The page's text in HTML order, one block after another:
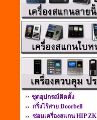
ชุดอุปกรณ์ติดตั้ง
กริ่งไร้สาย Doorbell
ซ่อมเครื่องสแกน HIP ZK